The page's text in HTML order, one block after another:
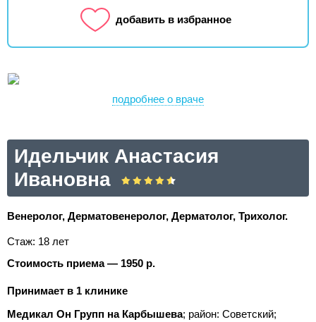
добавить в избранное
подробнее о враче
Идельчик Анастасия
Ивановна
Венеролог, Дерматовенеролог, Дерматолог, Трихолог.
Стаж: 18 лет
Стоимость приема — 1950 р.
Принимает в 1 клинике
Медикал Он Групп на Карбышева; район: Советский;